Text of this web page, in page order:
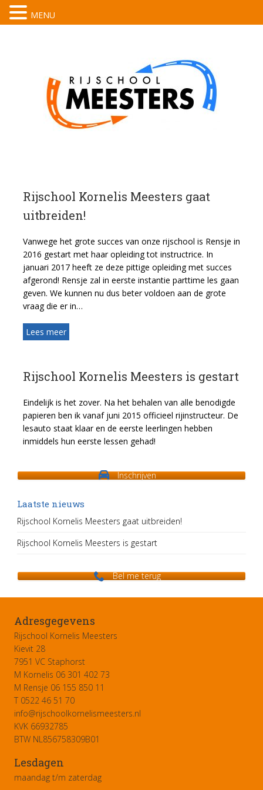
Rijschool Kornelis Meesters gaat
uitbreiden!
Vanwege het grote succes van onze rijschool is Rensje in
2016 gestart met haar opleiding tot instructrice. In
januari 2017 heeft ze deze pittige opleiding met succes
afgerond! Rensje zal in eerste instantie parttime les gaan
geven. We kunnen nu dus beter voldoen aan de grote
vraag die er in…
Lees meer
Rijschool Kornelis Meesters is gestart
Eindelijk is het zover. Na het behalen van alle benodigde
papieren ben ik vanaf juni 2015 officieel rijinstructeur. De
lesauto staat klaar en de eerste leerlingen hebben
inmiddels hun eerste lessen gehad!
Inschrijven
Laatste nieuws
Rijschool Kornelis Meesters gaat uitbreiden!
Rijschool Kornelis Meesters is gestart
Bel me terug
Adresgegevens
Rijschool Kornelis Meesters
Kievit 28
7951 VC Staphorst
M Kornelis 06 301 402 73
M Rensje 06 155 850 11
T 0522 46 51 70
info@rijschoolkornelismeesters.nl
KVK 66932785
BTW NL856758309B01
Lesdagen
maandag t/m zaterdag
MENU